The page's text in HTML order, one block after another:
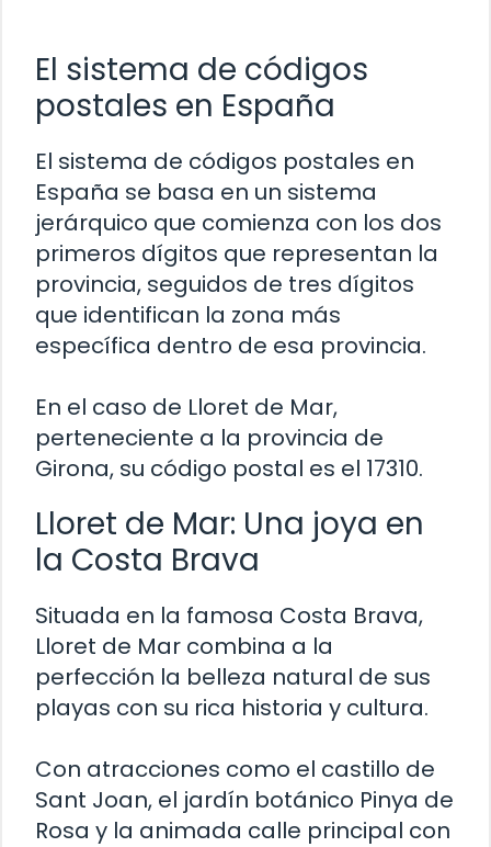
El sistema de códigos
postales en España
El sistema de códigos postales en
España se basa en un sistema
jerárquico que comienza con los dos
primeros dígitos que representan la
provincia, seguidos de tres dígitos
que identifican la zona más
específica dentro de esa provincia.
En el caso de Lloret de Mar,
perteneciente a la provincia de
Girona, su código postal es el 17310.
Lloret de Mar: Una joya en
la Costa Brava
Situada en la famosa Costa Brava,
Lloret de Mar combina a la
perfección la belleza natural de sus
playas con su rica historia y cultura.
Con atracciones como el castillo de
Sant Joan, el jardín botánico Pinya de
Rosa y la animada calle principal con